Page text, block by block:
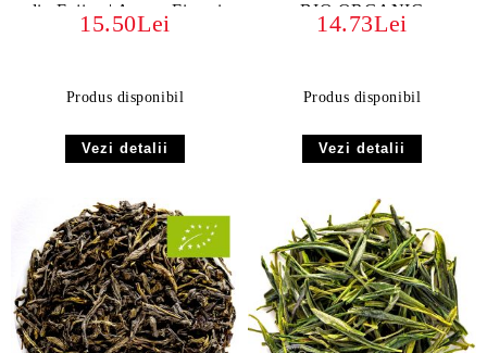
din Fujian | Arome Fine și
Dulceață Naturală
15.50Lei
Produs disponibil
Vezi detalii
BIO ORGANIC
14.73Lei
Produs disponibil
Vezi detalii